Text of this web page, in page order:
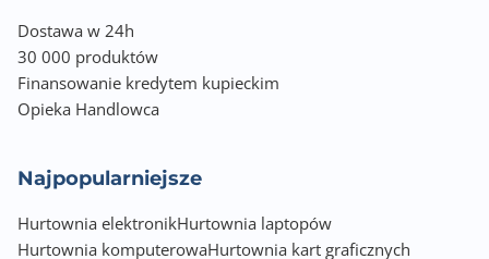
Dostawa w 24h
30 000 produktów
Finansowanie kredytem kupieckim
Opieka Handlowca
Najpopularniejsze
Hurtownia elektronikHurtownia laptopów
Hurtownia komputerowaHurtownia kart graficznych